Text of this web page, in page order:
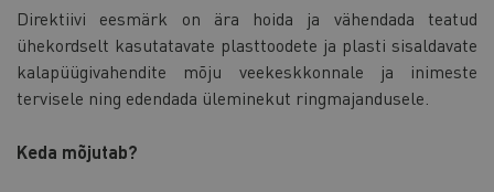
Direktiivi eesmärk on ära hoida ja vähendada teatud
ühekordselt kasutatavate plasttoodete ja plasti sisaldavate
kalapüügivahendite mõju veekeskkonnale ja inimeste
tervisele ning edendada üleminekut ringmajandusele.
Keda mõjutab?